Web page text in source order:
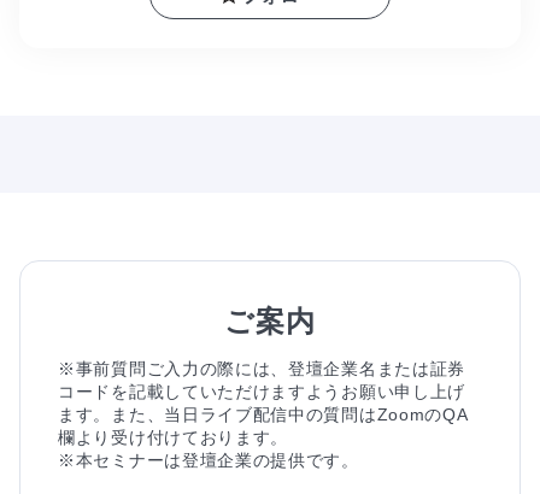
ご案内
※事前質問ご入力の際には、登壇企業名または証券
コードを記載していただけますようお願い申し上げ
ます。また、当日ライブ配信中の質問はZoomのQA
欄より受け付けております。
※本セミナーは登壇企業の提供です。